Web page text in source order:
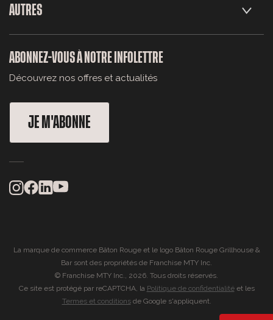
AUTRES
ABONNEZ-VOUS À NOTRE INFOLETTRE
Découvrez nos offres et actualités
JE M'ABONNE
La marque de commerce Bâton Rouge et le logo Bâton Rouge Grillhouse &
Bar sont des propriétés de Franchise MTY Inc.
© Franchise MTY Inc., 2026. Tous droits réservés.
Ce site est protégé par reCAPTCHA, la Politique de confidentialitéet les
Termes et conditionsde Google s'appliquent.